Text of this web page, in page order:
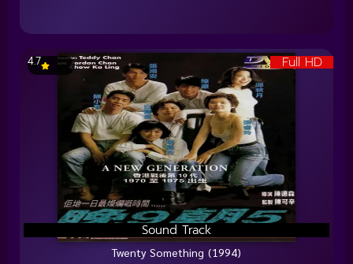
Full HD
Sound Track
4.7
Twenty Something (1994)